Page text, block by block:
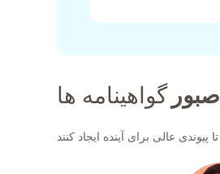
صبورگواهینامه ها